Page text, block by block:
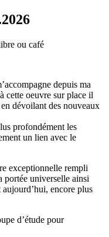
ou café
depuis ma
cette oeuvre sur place il
dévoilant des nouveaux
profondément les
un lien avec le
exceptionnelle rempli
portée universelle ainsi
encore plus
d’étude pour